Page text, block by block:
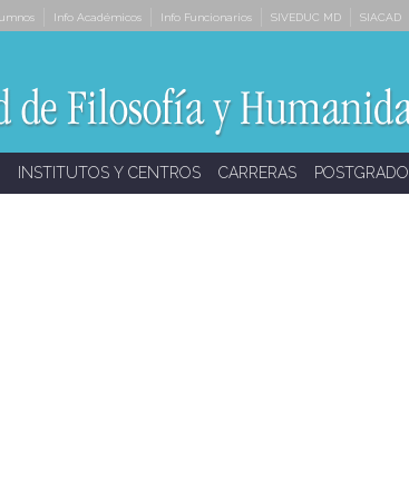
Info Académicos Info Funcionarios SIVEDUC MD SIACAD
INSTITUTOS Y CENTROS CARRERAS POSTGRADO